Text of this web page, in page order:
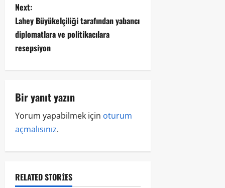
Next:
Lahey Büyükelçiliği tarafından yabancı
diplomatlara ve politikacılara
resepsiyon
Bir yanıt yazın
Yorum yapabilmek için oturum
açmalısınız.
RELATED STORIES